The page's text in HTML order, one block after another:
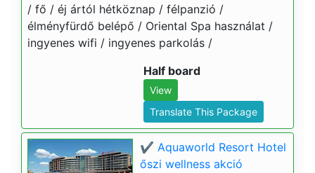
/ fő / éj ártól hétköznap / félpanzió /
élményfürdő belépő / Oriental Spa használat /
ingyenes wifi / ingyenes parkolás /
Half board
View
Translate This Package
✔️ Aquaworld Resort Hotel
őszi wellness akció